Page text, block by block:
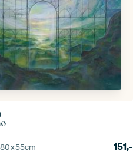
80×55cm 151,-